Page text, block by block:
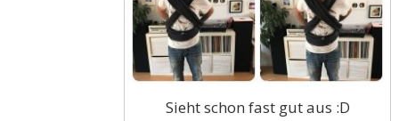
Sieht schon fast gut aus :D